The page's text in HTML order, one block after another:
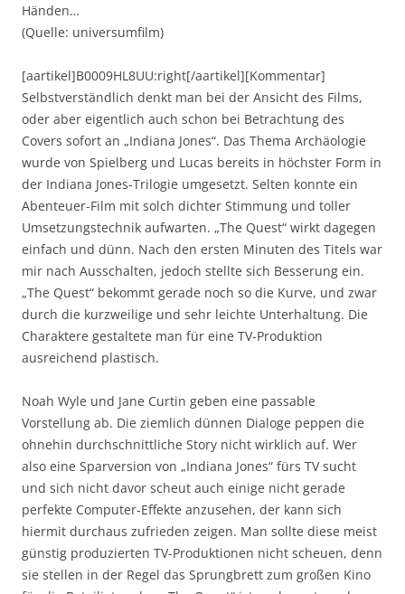
Händen…
(Quelle: universumfilm)
[aartikel]B0009HL8UU:right[/aartikel][Kommentar]
Selbstverständlich denkt man bei der Ansicht des Films,
oder aber eigentlich auch schon bei Betrachtung des
Covers sofort an „Indiana Jones“. Das Thema Archäologie
wurde von Spielberg und Lucas bereits in höchster Form in
der Indiana Jones-Trilogie umgesetzt. Selten konnte ein
Abenteuer-Film mit solch dichter Stimmung und toller
Umsetzungstechnik aufwarten. „The Quest“ wirkt dagegen
einfach und dünn. Nach den ersten Minuten des Titels war
mir nach Ausschalten, jedoch stellte sich Besserung ein.
„The Quest“ bekommt gerade noch so die Kurve, und zwar
durch die kurzweilige und sehr leichte Unterhaltung. Die
Charaktere gestaltete man für eine TV-Produktion
ausreichend plastisch.
Noah Wyle und Jane Curtin geben eine passable
Vorstellung ab. Die ziemlich dünnen Dialoge peppen die
ohnehin durchschnittliche Story nicht wirklich auf. Wer
also eine Sparversion von „Indiana Jones“ fürs TV sucht
und sich nicht davor scheut auch einige nicht gerade
perfekte Computer-Effekte anzusehen, der kann sich
hiermit durchaus zufrieden zeigen. Man sollte diese meist
günstig produzierten TV-Produktionen nicht scheuen, denn
sie stellen in der Regel das Sprungbrett zum großen Kino